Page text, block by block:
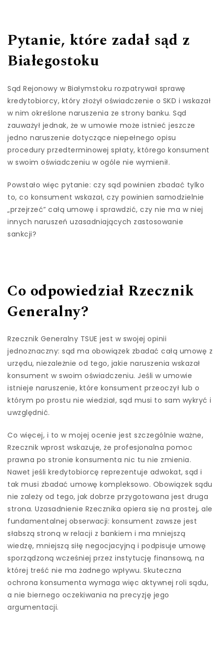
Pytanie, które zadał sąd z
Białegostoku
Sąd Rejonowy w Białymstoku rozpatrywał sprawę
kredytobiorcy, który złożył oświadczenie o SKD i wskazał
w nim określone naruszenia ze strony banku. Sąd
zauważył jednak, że w umowie może istnieć jeszcze
jedno naruszenie dotyczące niepełnego opisu
procedury przedterminowej spłaty, którego konsument
w swoim oświadczeniu w ogóle nie wymienił.
Powstało więc pytanie: czy sąd powinien zbadać tylko
to, co konsument wskazał, czy powinien samodzielnie
„przejrzeć” całą umowę i sprawdzić, czy nie ma w niej
innych naruszeń uzasadniających zastosowanie
sankcji?
Co odpowiedział Rzecznik
Generalny?
Rzecznik Generalny TSUE jest w swojej opinii
jednoznaczny: sąd ma obowiązek zbadać całą umowę z
urzędu, niezależnie od tego, jakie naruszenia wskazał
konsument w swoim oświadczeniu. Jeśli w umowie
istnieje naruszenie, które konsument przeoczył lub o
którym po prostu nie wiedział, sąd musi to sam wykryć i
uwzględnić.
Co więcej, i to w mojej ocenie jest szczególnie ważne,
Rzecznik wprost wskazuje, że profesjonalna pomoc
prawna po stronie konsumenta nic tu nie zmienia.
Nawet jeśli kredytobiorcę reprezentuje adwokat, sąd i
tak musi zbadać umowę kompleksowo. Obowiązek sądu
nie zależy od tego, jak dobrze przygotowana jest druga
strona. Uzasadnienie Rzecznika opiera się na prostej, ale
fundamentalnej obserwacji: konsument zawsze jest
słabszą stroną w relacji z bankiem i ma mniejszą
wiedzę, mniejszą siłę negocjacyjną i podpisuje umowę
sporządzoną wcześniej przez instytucję finansową, na
której treść nie ma żadnego wpływu. Skuteczna
ochrona konsumenta wymaga więc aktywnej roli sądu,
a nie biernego oczekiwania na precyzję jego
argumentacji.